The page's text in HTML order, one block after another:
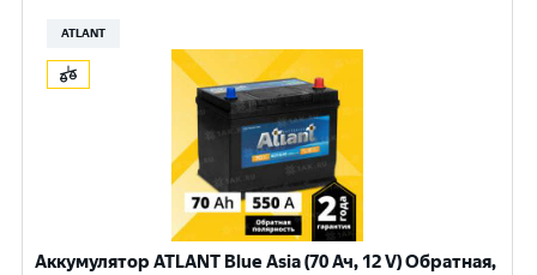
ATLANT
Аккумулятор ATLANT Blue Asia (70 Ач, 12 V) Обратная,